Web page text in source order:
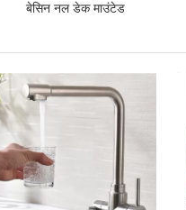
बेसिन नल डेक माउंटेड
सबसे अच्छी कीमत